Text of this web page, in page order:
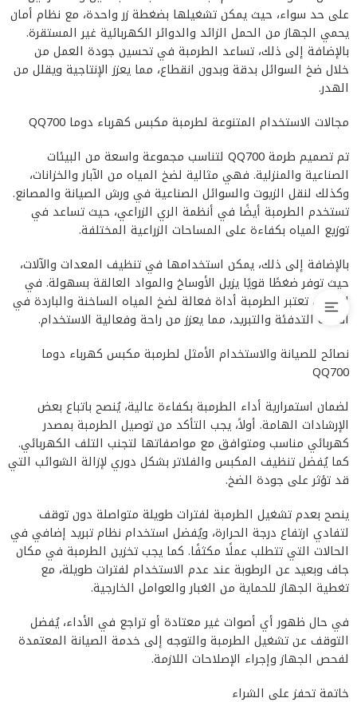
على حد سواء، حيث يمكن تشغيلها بضغطة زر واحدة، مع نظام أمان
يحمي الجهاز من الحمل الزائد والدوائر الكهربائية غير المستقرة.
بالإضافة إلى ذلك، تساعد الطرمبة في تحسين جودة العمل من
خلال ضخ السوائل بدقة وبدون انقطاع، مما يعزز الإنتاجية ويقلل من
الهدر.
مجالات الاستخدام المتنوعة لطرمبة مكبس كهرباء دوما QQ700
تم تصميم طرمة QQ700 لتناسب مجموعة واسعة من البيئات
الصناعية والمنزلية. فهي مثالية لضخ المياه من الآبار والخزانات،
وكذلك لنقل الزيوت والسوائل الصناعية في ورش الصيانة والمصانع.
تستخدم الطرمبة أيضًا في أنظمة الري الزراعي، حيث تساعد في
توزيع المياه بكفاءة على المساحات الزراعية المختلفة.
بالإضافة إلى ذلك، يمكن استخدامها في تنظيف المعدات والآلات،
حيث توفر ضغطًا قويًا يزيل الأوساخ والمواد العالقة بسهولة. في
المنازل، تعتبر الطرمبة أداة فعالة لضخ المياه الساخنة والباردة في
أنظمة التدفئة والتبريد، مما يعزز من راحة وفعالية الاستخدام.
نصائح للصيانة والاستخدام الأمثل لطرمبة مكبس كهرباء دوما
QQ700
لضمان استمرارية أداء الطرمبة بكفاءة عالية، يُنصح باتباع بعض
الإرشادات الهامة. أولاً، يجب التأكد من توصيل الطرمبة بمصدر
كهربائي مناسب ومتوافق مع مواصفاتها لتجنب التلف الكهربائي.
كما يُفضل تنظيف المكبس والفلاتر بشكل دوري لإزالة الشوائب التي
قد تؤثر على جودة الضخ.
ينصح بعدم تشغيل الطرمبة لفترات طويلة متواصلة دون توقف
لتفادي ارتفاع درجة الحرارة، ويُفضل استخدام نظام تبريد إضافي في
الحالات التي تتطلب عملًا مكثفًا. كما يجب تخزين الطرمبة في مكان
جاف وبعيد عن الرطوبة عند عدم الاستخدام لفترات طويلة، مع
تغطية الجهاز للحماية من الغبار والعوامل الخارجية.
في حال ظهور أي أصوات غير معتادة أو تراجع في الأداء، يُفضل
التوقف عن تشغيل الطرمبة والتوجه إلى خدمة الصيانة المعتمدة
لفحص الجهاز وإجراء الإصلاحات اللازمة.
خاتمة تحفز على الشراء